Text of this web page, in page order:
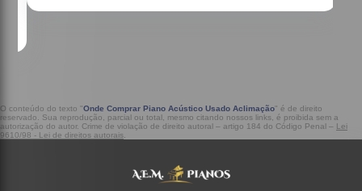
O conteúdo do texto "Onde Comprar Piano Acústico Usado Aclimação" é de direito
reservado. Sua reprodução, parcial ou total, mesmo citando nossos links, é proibida sem a
autorização do autor. Crime de violação de direito autoral – artigo 184 do Código Penal – Lei
9610/98 - Lei de direitos autorais